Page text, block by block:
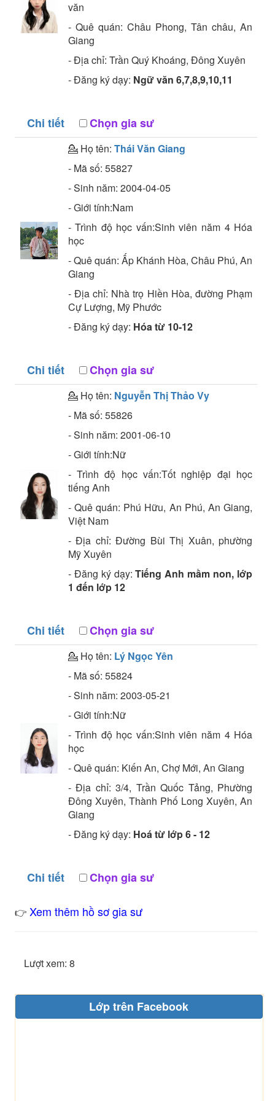
văn
- Quê quán: Châu Phong, Tân châu, An
Giang
- Địa chỉ: Trần Quý Khoáng, Đông Xuyên
- Đăng ký dạy: Ngữ văn 6,7,8,9,10,11
Chi tiết Chọn gia sư
💁 Họ tên: Thái Văn Giang
- Mã số: 55827
- Sinh năm: 2004-04-05
- Giới tính:Nam
- Trình độ học vấn:Sinh viên năm 4 Hóa
học
- Quê quán: Ấp Khánh Hòa, Châu Phú, An
Giang
- Địa chỉ: Nhà trọ Hiền Hòa, đường Phạm
Cự Lượng, Mỹ Phước
- Đăng ký dạy: Hóa từ 10-12
Chi tiết Chọn gia sư
💁 Họ tên: Nguyễn Thị Thảo Vy
- Mã số: 55826
- Sinh năm: 2001-06-10
- Giới tính:Nữ
- Trình độ học vấn:Tốt nghiệp đại học
tiếng Anh
- Quê quán: Phú Hữu, An Phú, An Giang,
Việt Nam
- Địa chỉ:Đường Bùi Thị Xuân, phường
Mỹ Xuyên
- Đăng ký dạy:Tiếng Anh mầm non, lớp
1 đến lớp 12
Chi tiết Chọn gia sư
💁 Họ tên: Lý Ngọc Yên
- Mã số: 55824
- Sinh năm: 2003-05-21
- Giới tính:Nữ
- Trình độ học vấn:Sinh viên năm 4 Hóa
học
- Quê quán: Kiến An, Chợ Mới, An Giang
- Địa chỉ:3/4, Trần Quốc Tảng, Phường
Đông Xuyên, Thành Phố Long Xuyên, An
Giang
- Đăng ký dạy: Hoá từ lớp 6 - 12
Chi tiết Chọn gia sư
👉 Xem thêm hồ sơ gia sư
Lượt xem: 8
Lớp trên Facebook